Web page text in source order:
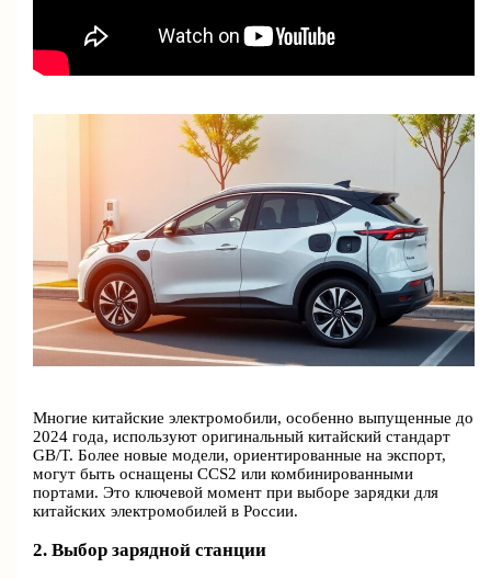
Многие китайские электромобили, особенно выпущенные до
2024 года, используют оригинальный китайский стандарт
GB/T. Более новые модели, ориентированные на экспорт,
могут быть оснащены CCS2 или комбинированными
портами. Это ключевой момент при выборе зарядки для
китайских электромобилей в России.
2. Выбор зарядной станции